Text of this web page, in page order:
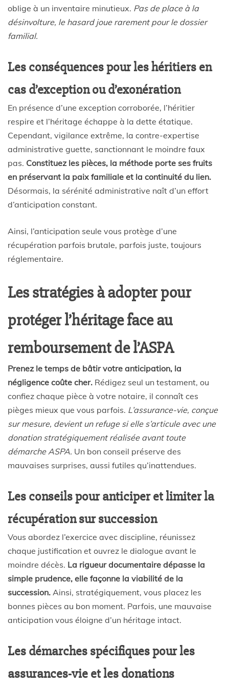
oblige à un inventaire minutieux. Pas de place à la
désinvolture, le hasard joue rarement pour le dossier
familial.
Les conséquences pour les héritiers en
cas d’exception ou d’exonération
En présence d’une exception corroborée, l’héritier
respire et l’héritage échappe à la dette étatique.
Cependant, vigilance extrême, la contre-expertise
administrative guette, sanctionnant le moindre faux
pas. Constituez les pièces, la méthode porte ses fruits
en préservant la paix familiale et la continuité du lien.
Désormais, la sérénité administrative naît d’un effort
d’anticipation constant.
Ainsi, l’anticipation seule vous protège d’une
récupération parfois brutale, parfois juste, toujours
réglementaire.
Les stratégies à adopter pour
protéger l’héritage face au
remboursement de l’ASPA
Prenez le temps de bâtir votre anticipation, la
négligence coûte cher. Rédigez seul un testament, ou
confiez chaque pièce à votre notaire, il connaît ces
pièges mieux que vous parfois. L’assurance-vie, conçue
sur mesure, devient un refuge si elle s’articule avec une
donation stratégiquement réalisée avant toute
démarche ASPA. Un bon conseil préserve des
mauvaises surprises, aussi futiles qu’inattendues.
Les conseils pour anticiper et limiter la
récupération sur succession
Vous abordez l’exercice avec discipline, réunissez
chaque justification et ouvrez le dialogue avant le
moindre décès. La rigueur documentaire dépasse la
simple prudence, elle façonne la viabilité de la
succession. Ainsi, stratégiquement, vous placez les
bonnes pièces au bon moment. Parfois, une mauvaise
anticipation vous éloigne d’un héritage intact.
Les démarches spécifiques pour les
assurances-vie et les donations